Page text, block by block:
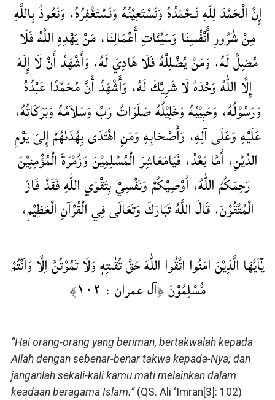
إِنَّ الْحَمْدَ لِلّهِ نَـحْمَدُهُ وَنَسْتَعِيْنُهُ وَنَسْتَغْفِرُهُ، وَنَعُوذُ بِاللَّهِ
مِنْ شُرُورِ أَنْفُسِنَا وَسَيِّئَاتِ أَعْمَالِنَا، مَنْ يَهْدِهِ اللَّهُ فَلَا
مُضِلَّ لَهُ، وَمَنْ يُضْلِلْهُ فَلَا هَادِيَ لَهُ، وَأَشْهَدُ أَنْ لَا إِلَهَ
إِلَّا اللّٰهُ وَحْدَهُ لَا شَرِيْكَ لَهُ، وَأَشْهَدُ أَنَّ مُحَمَّدًا عَبْدُهُ
وَرَسُوْلُهُ، وَحَبِيْبُهُ وَخَلِيْلُهُ صَلَوَاتُ رَبِّ وَسَلاَمُهُ وَبَرَكَاتُهُ،
عَلَيْهِ وَعَلَى آلِهِ، وَأَصْحَابِهِ وَمَنِ اهْتَدَى بِهُدَىٰهُمْ إِلىَ يَوْمِ
الدِّيْنِ، أَمَّا بَعْدُ، فَيَامَعَاشِرَ الْمُسْلِمِيْنَ وَزُمْرَةَ الْمُؤْمِنِيْنَ
رَحِمَكُمُ اللّٰهُ، اُوْصِيْكُمْ وَنَفْسِيْ بِتَقْوَي اللّٰهِ فَقَدْ فَازَ
الْمُتَّقُوْنَ، قَالَ اللَّهُ تَبَارَكَ وَتَعَالَى فِي الْقُرْآنِ الْعَظِيْمِ،
يٰٓاَيُّهَا الَّذِيْنَ اٰمَنُوا اتَّقُوا اللّٰهَ حَقَّ تُقٰىتِهٖ وَلَا تَمُوْتُنَّ اِلَّا وَاَنْتُمْ
مُّسْلِمُوْنَ ﴿آل عمران : ۱۰۲﴾
“Hai orang-orang yang beriman, bertakwalah kepada
Allah dengan sebenar-benar takwa kepada-Nya; dan
janganlah sekali-kali kamu mati melainkan dalam
keadaan beragama Islam.” (QS. Ali ‘Imran[3]: 102)